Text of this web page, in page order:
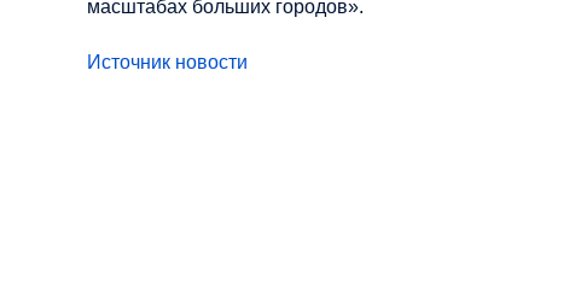
масштабах больших городов».
Источник новости